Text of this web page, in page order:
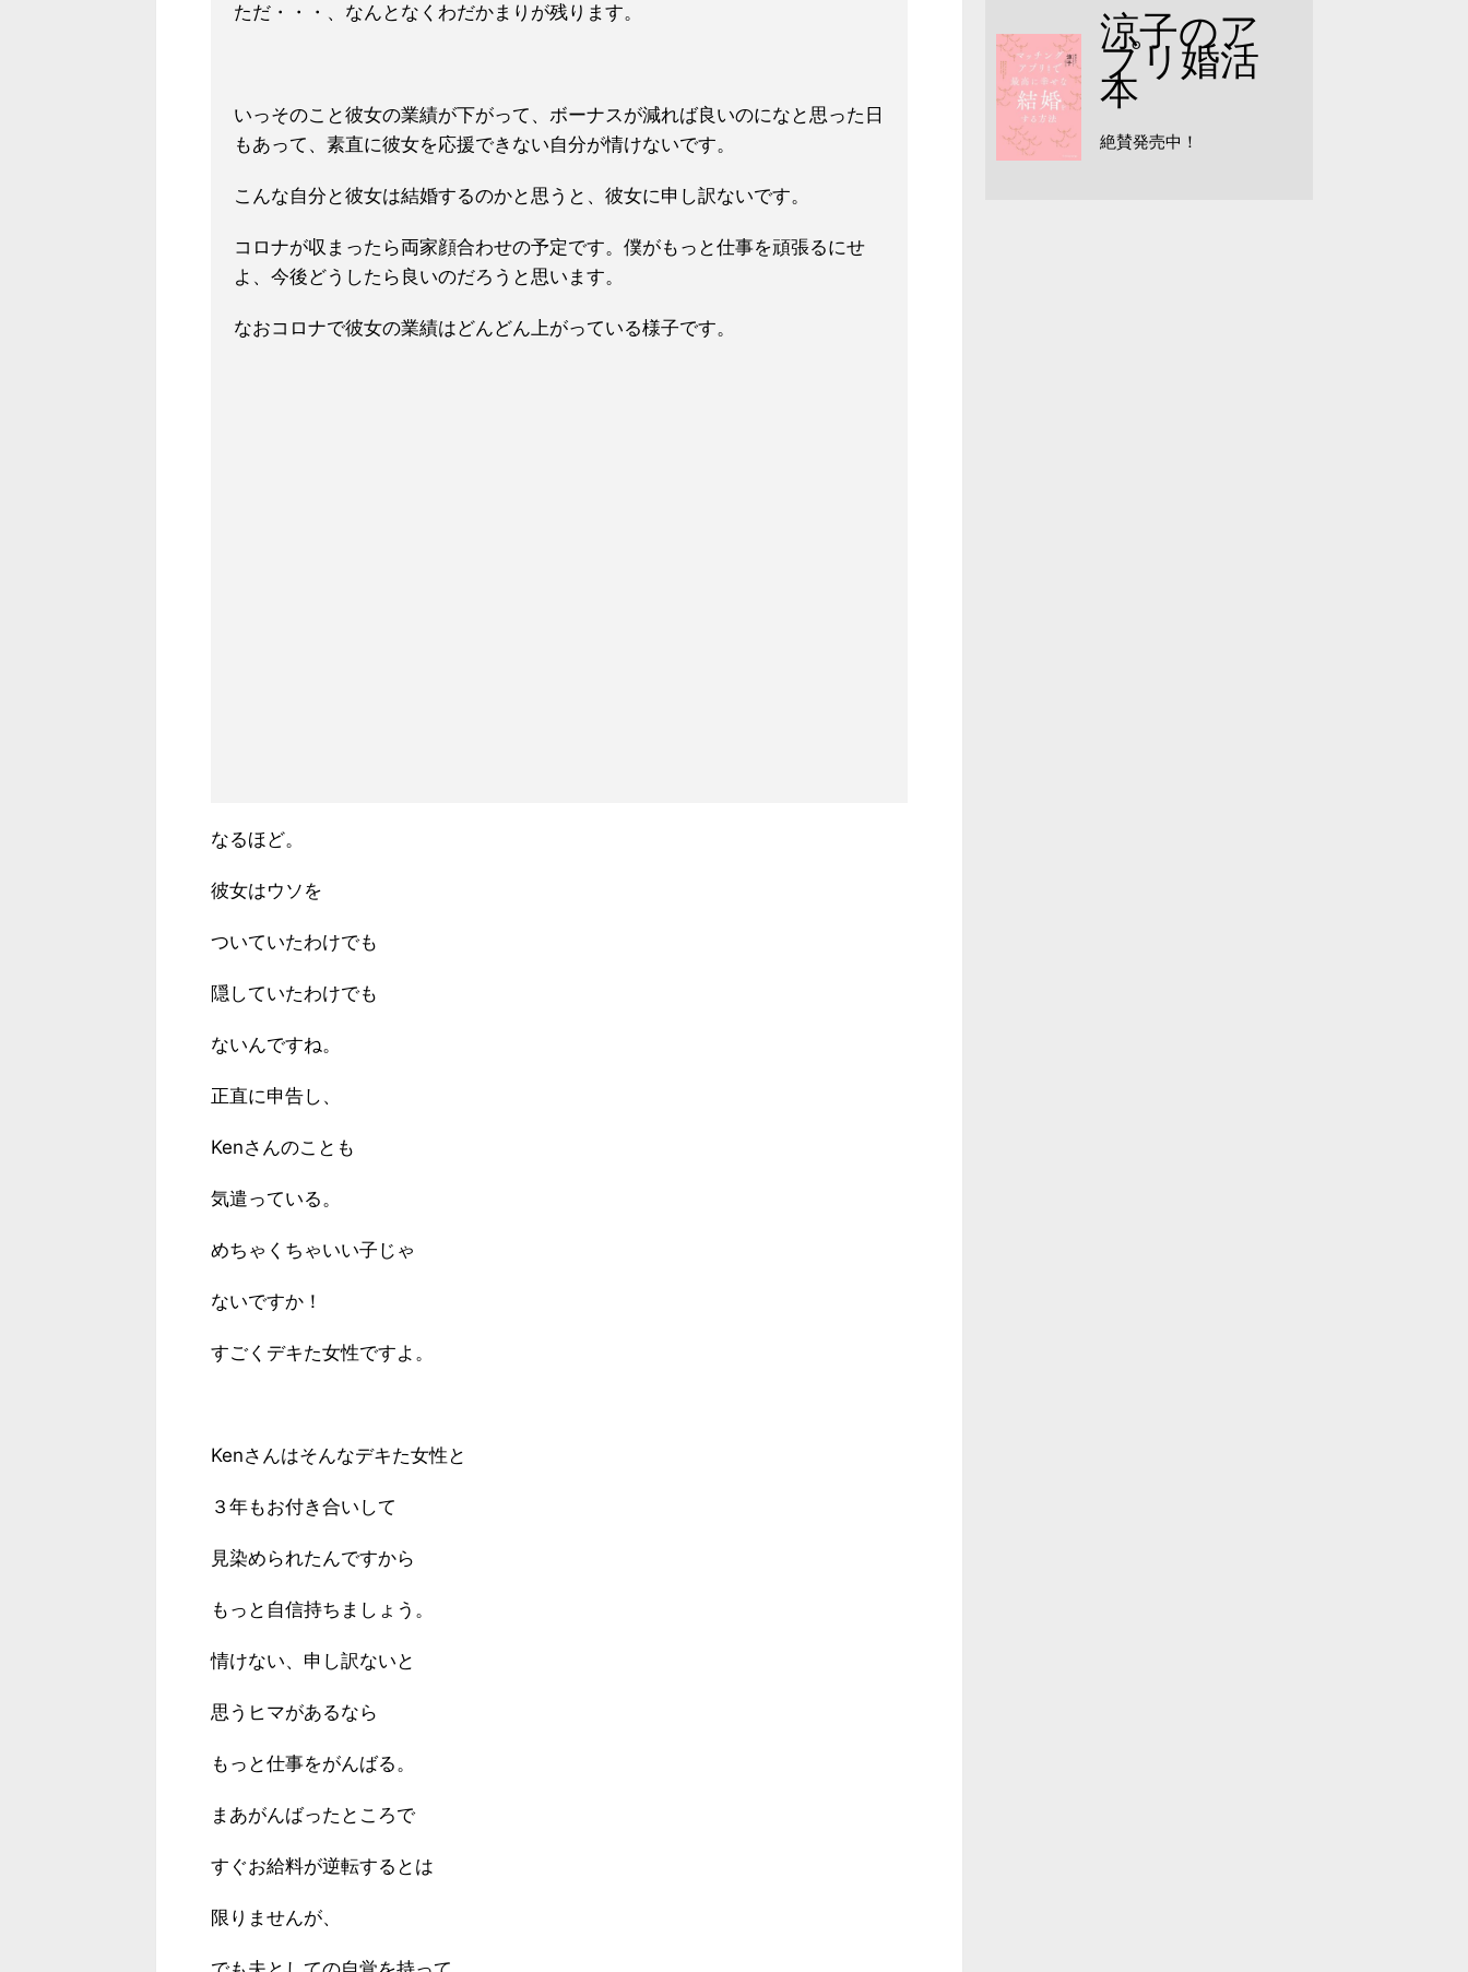
ただ・・・、なんとなくわだかまりが残ります。
いっそのこと彼女の業績が下がって、ボーナスが減れば良いのにな と思った日
もあって、素直に彼女を応援できない自分が情けないです。
こんな自分と彼女は結婚するのかと思うと、彼女に申し訳ないです。
コロナが収まったら両家顔合わせの予定です。僕がもっと仕事を頑張るにせ
よ、今後どうしたら良いのだろうと思います。
なおコロナで彼女の業績はどんどん上がっている様子です。
なるほど。
彼女はウソを
ついていたわけでも
隠していたわけでも
ないんですね。
正直に申告し、
Kenさんのことも
気遣っている。
めちゃくちゃいい子じゃ
ないですか！
すごくデキた女性ですよ。
Kenさんはそんなデキた女性と
３年もお付き合いして
見染められたんですから
もっと自信持ちましょう。
情けない、申し訳ないと
思うヒマがあるなら
もっと仕事をがんばる。
まあがんばったところで
すぐお給料が逆転するとは
限りませんが、
涼子のア
プリ婚活
本
絶賛発売中！